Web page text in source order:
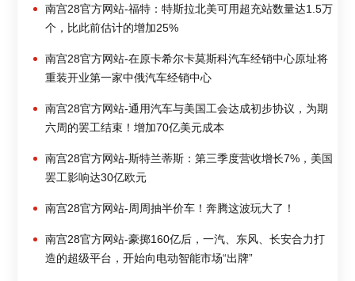
南宫28官方网站-福特：特斯拉北美可用超充站数量达1.5万
个，比此前估计的增加25%
南宫28官方网站-在原卡希尔卡莫斯科汽车经销中心原址将
重装开业第一家中俄汽车经销中心
南宫28官方网站-通用汽车与美国工会达成初步协议，为期
六周的罢工结束！增加70亿美元成本
南宫28官方网站-斯特兰蒂斯：第三季度营收增长7%，美国
罢工影响达30亿欧元
南宫28官方网站-周周抽半价车！奔腾这波玩大了！
南宫28官方网站-豪掷160亿后，一汽、东风、长安合力打
造的超级平台，开始向电动智能市场“出牌”